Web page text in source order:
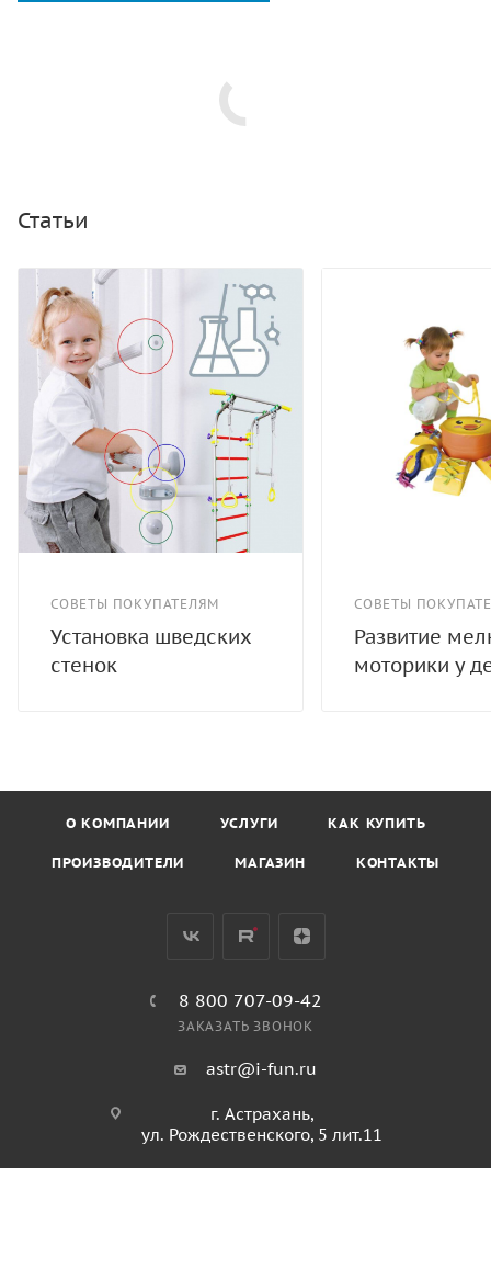
Статьи
СОВЕТЫ ПОКУПАТЕЛЯМ
Установка шведских
стенок
СОВЕТЫ
Развитие
моторики у
О КОМПАНИИ УСЛУГИ КАК КУПИТЬ
ПРОИЗВОДИТЕЛИ МАГАЗИН КОНТАКТЫ
8 800 707-09-42
ЗАКАЗАТЬ ЗВОНОК
astr@i-fun.ru
г. Астрахань,
ул. Рождественского, 5 лит.11